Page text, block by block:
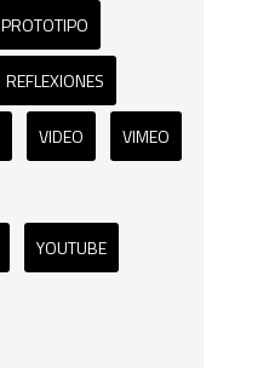
PROTOTIPO
REFLEXIONES
VIDEO VIMEO
YOUTUBE